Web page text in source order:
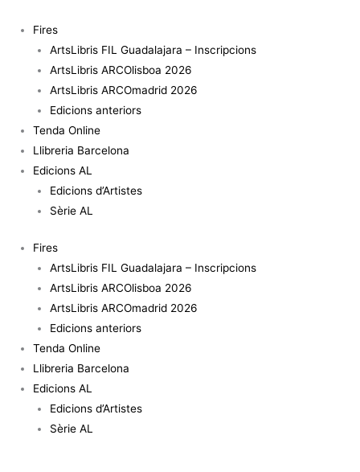
contingut
Fires
ArtsLibris FIL Guadalajara – Inscripcions
ArtsLibris ARCOlisboa 2026
ArtsLibris ARCOmadrid 2026
Edicions anteriors
Tenda Online
Llibreria Barcelona
Edicions AL
Edicions d’Artistes
Sèrie AL
Fires
ArtsLibris FIL Guadalajara – Inscripcions
ArtsLibris ARCOlisboa 2026
ArtsLibris ARCOmadrid 2026
Edicions anteriors
Tenda Online
Llibreria Barcelona
Edicions AL
Edicions d’Artistes
Sèrie AL
salvados
aguas
Celeste